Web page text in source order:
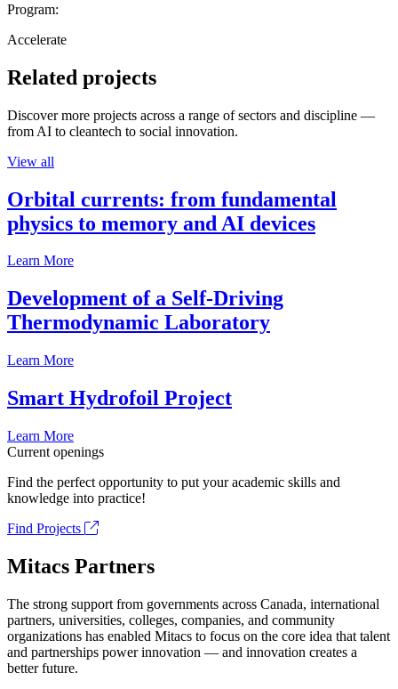
Program:
Accelerate
Related projects
Discover more projects across a range of sectors and discipline —
from AI to cleantech to social innovation.
View all
Orbital currents: from fundamental
physics to memory and AI devices
Learn More
Development of a Self-Driving
Thermodynamic Laboratory
Learn More
Smart Hydrofoil Project
Learn More
Current openings
Find the perfect opportunity to put your academic skills and
knowledge into practice!
Find Projects
Mitacs Partners
The strong support from governments across Canada, international
partners, universities, colleges, companies, and community
organizations has enabled Mitacs to focus on the core idea that talent
and partnerships power innovation — and innovation creates a
better future.